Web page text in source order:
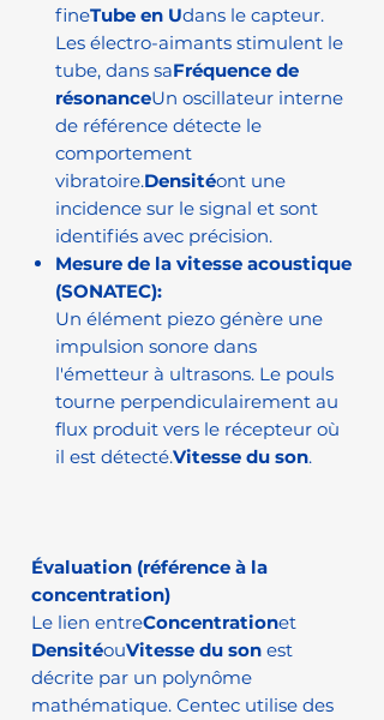
fineTube en Udans le capteur.
Les électro-aimants stimulent le
tube, dans saFréquence de
résonanceUn oscillateur interne
de référence détecte le
comportement
vibratoire.Densitéont une
incidence sur le signal et sont
identifiés avec précision.
Mesure de la vitesse acoustique
(SONATEC):
Un élément piezo génère une
impulsion sonore dans
l'émetteur à ultrasons. Le pouls
tourne perpendiculairement au
flux produit vers le récepteur où
il est détecté.Vitesse du son.
Évaluation (référence à la
concentration)
Le lien entreConcentrationet
DensitéouVitesse du son est
décrite par un polynôme
mathématique. Centec utilise des